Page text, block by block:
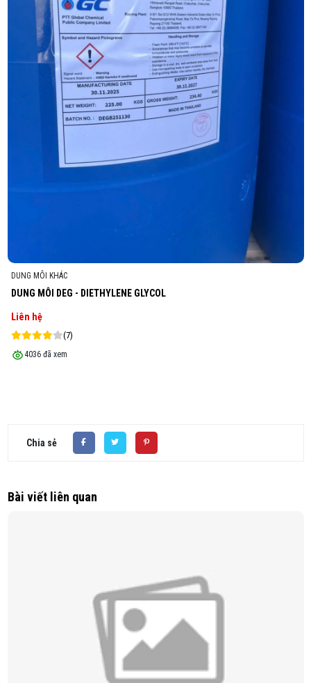
ECO-FRIENDLY SOLVENTS
EXXSOL D110 ( SOLVENT D110 )
Liên hệ
(5)
3171 đã xem
Chia sẻ
Bài viết liên quan